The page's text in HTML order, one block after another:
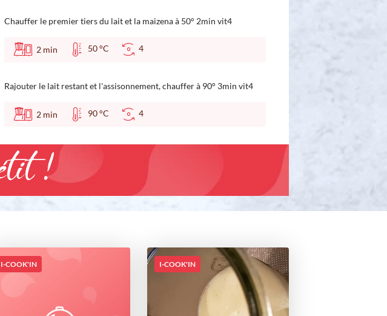
Chauffer le premier tiers du lait et la maizena à 50° 2min vit4
2 min 50 °C 4
Rajouter le lait restant et l'assisonnement, chauffer à 90° 3min vit4
2 min 90 °C 4
!
I-COOK'IN I-COOK'IN